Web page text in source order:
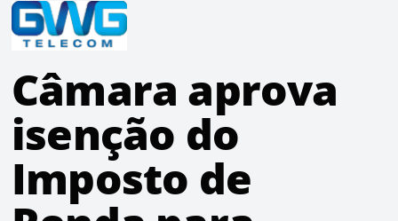
Câmara aprova
isenção do
Imposto de